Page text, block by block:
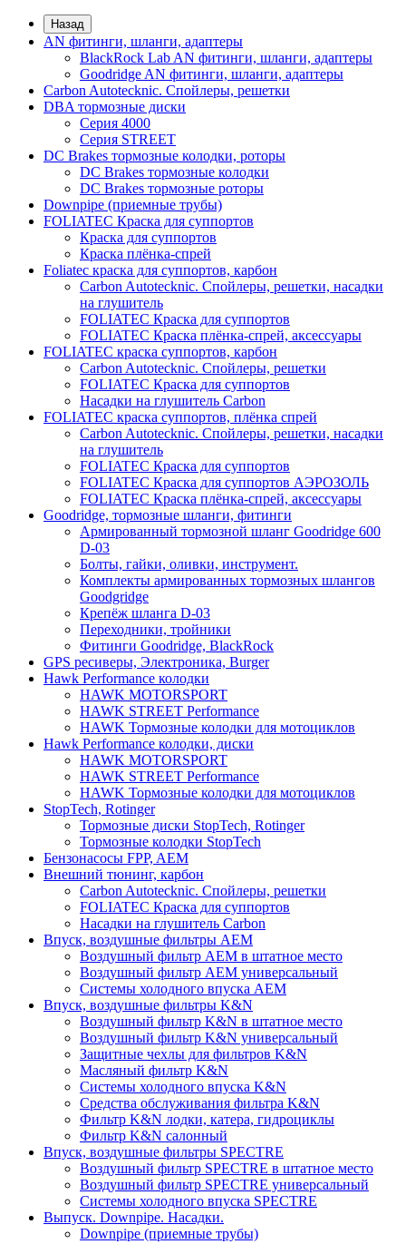
Назад
AN фитинги, шланги, адаптеры
BlackRock Lab AN фитинги, шланги, адаптеры
Goodridge AN фитинги, шланги, адаптеры
Carbon Autotecknic. Спойлеры, решетки
DBA тормозные диски
Серия 4000
Серия STREET
DC Brakes тормозные колодки, роторы
DC Brakes тормозные колодки
DC Brakes тормозные роторы
Downpipe (приемные трубы)
FOLIATEC Краска для суппортов
Краска для суппортов
Краска плёнка-спрей
Foliatec краска для суппортов, карбон
Carbon Autotecknic. Спойлеры, решетки, насадки
на глушитель
FOLIATEC Краска для суппортов
FOLIATEC Краска плёнка-спрей, аксессуары
FOLIATEC краска суппортов, карбон
Carbon Autotecknic. Спойлеры, решетки
FOLIATEC Краска для суппортов
Насадки на глушитель Carbon
FOLIATEC краска суппортов, плёнка спрей
Carbon Autotecknic. Спойлеры, решетки, насадки
на глушитель
FOLIATEC Краска для суппортов
FOLIATEC Краска для суппортов АЭРОЗОЛЬ
FOLIATEC Краска плёнка-спрей, аксессуары
Goodridge, тормозные шланги, фитинги
Армированный тормозной шланг Goodridge 600
D-03
Болты, гайки, оливки, инструмент.
Комплекты армированных тормозных шлангов
Goodgridge
Крепёж шланга D-03
Переходники, тройники
Фитинги Goodridge, BlackRock
GPS ресиверы, Электроника, Burger
Hawk Performance колодки
HAWK MOTORSPORT
HAWK STREET Performance
HAWK Тормозные колодки для мотоциклов
Hawk Performance колодки, диски
HAWK MOTORSPORT
HAWK STREET Performance
HAWK Тормозные колодки для мотоциклов
StopTech, Rotinger
Тормозные диски StopTech, Rotinger
Тормозные колодки StopTech
Бензонасосы FPP, AEM
Внешний тюнинг, карбон
Carbon Autotecknic. Спойлеры, решетки
FOLIATEC Краска для суппортов
Насадки на глушитель Carbon
Впуск, воздушные фильтры AEM
Воздушный фильтр AEM в штатное место
Воздушный фильтр AEM универсальный
Системы холодного впуска AEM
Впуск, воздушные фильтры K&N
Воздушный фильтр K&N в штатное место
Воздушный фильтр K&N универсальный
Защитные чехлы для фильтров K&N
Масляный фильтр K&N
Системы холодного впуска K&N
Средства обслуживания фильтра K&N
Фильтр K&N лодки, катера, гидроциклы
Фильтр K&N салонный
Впуск, воздушные фильтры SPECTRE
Воздушный фильтр SPECTRE в штатное место
Воздушный фильтр SPECTRE универсальный
Системы холодного впуска SPECTRE
Выпуск. Downpipe. Насадки.
Downpipe (приемные трубы)